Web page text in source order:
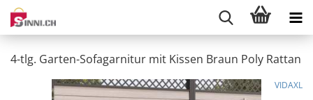
4-tlg. Garten-Sofagarnitur mit Kissen Braun Poly Rattan
VIDAXL